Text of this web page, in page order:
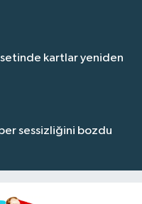
kartlar yeniden
sessizliğini bozdu